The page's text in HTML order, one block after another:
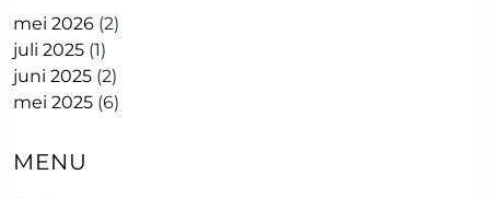
mei 2026 (2)
juli 2025 (1)
juni 2025 (2)
mei 2025 (6)
MENU